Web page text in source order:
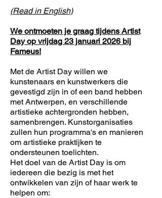
(Read in English)​
We ontmoeten je graag tijdens Artist
Day op vrijdag 23 januari 2026 bij
Fameus!
Met de Artist Day willen we
kunstenaars en kunstwerkers die
gevestigd zijn in of een band hebben
met Antwerpen, en verschillende
artistieke achtergronden hebben,
samenbrengen. Kunstorganisaties
zullen hun programma's en manieren
om artistieke praktijken te
ondersteunen toelichten.
Het doel van de Artist Day is om
iedereen die bezig is met het
ontwikkelen van zijn of haar werk te
helpen om: